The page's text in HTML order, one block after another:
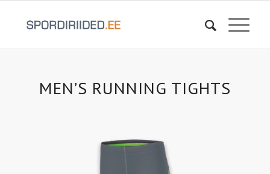
MEN’S RUNNING TIGHTS